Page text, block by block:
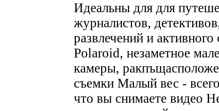
Идеальны для для
журналистов,
развлечений и
Polaroid, незаметное
камеры,
съемки Малый вес -
что вы снимаете видео